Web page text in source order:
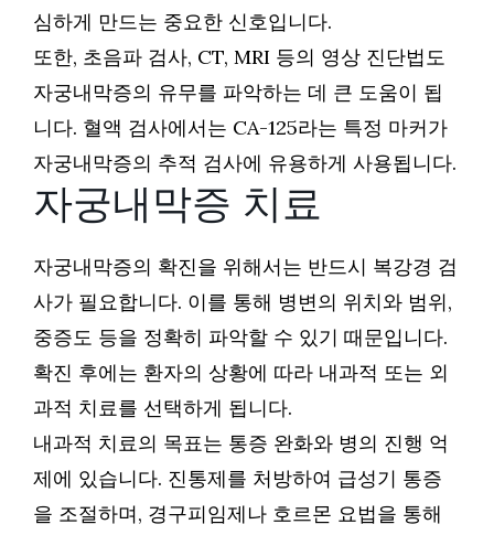
심하게 만드는 중요한 신호입니다.
또한, 초음파 검사, CT, MRI 등의 영상 진단법도
자궁내막증의 유무를 파악하는 데 큰 도움이 됩
니다. 혈액 검사에서는 CA-125라는 특정 마커가
자궁내막증의 추적 검사에 유용하게 사용됩니다.
자궁내막증 치료
자궁내막증의 확진을 위해서는 반드시 복강경 검
사가 필요합니다. 이를 통해 병변의 위치와 범위,
중증도 등을 정확히 파악할 수 있기 때문입니다.
확진 후에는 환자의 상황에 따라 내과적 또는 외
과적 치료를 선택하게 됩니다.
내과적 치료의 목표는 통증 완화와 병의 진행 억
제에 있습니다. 진통제를 처방하여 급성기 통증
을 조절하며, 경구피임제나 호르몬 요법을 통해